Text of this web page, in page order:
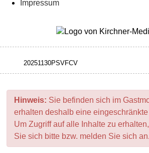
Impressum
Hinweis: Sie befinden sich im
erhalten deshalb eine
Um Zugriff auf alle Inhalte zu
Sie sich bitte bzw. melden Sie sich an.